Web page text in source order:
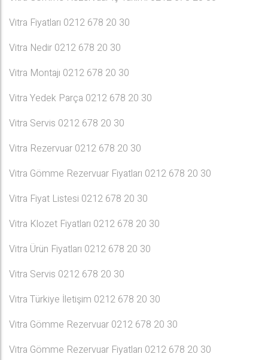
Vitra Fiyatları 0212 678 20 30
Vitra Nedir 0212 678 20 30
Vitra Montajı 0212 678 20 30
Vitra Yedek Parça 0212 678 20 30
Vitra Servis 0212 678 20 30
Vitra Rezervuar 0212 678 20 30
Vitra Gömme Rezervuar Fiyatları 0212 678 20 30
Vitra Fiyat Listesi 0212 678 20 30
Vitra Klozet Fiyatları 0212 678 20 30
Vitra Ürün Fiyatları 0212 678 20 30
Vitra Servis 0212 678 20 30
Vitra Türkiye İletişim 0212 678 20 30
Vitra Gömme Rezervuar 0212 678 20 30
Vitra Gömme Rezervuar Fiyatları 0212 678 20 30